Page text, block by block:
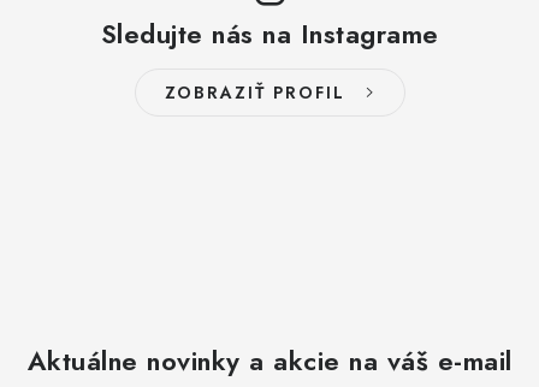
Sledujte nás na Instagrame
ZOBRAZIŤ PROFIL
Aktuálne novinky a akcie na váš e-mail